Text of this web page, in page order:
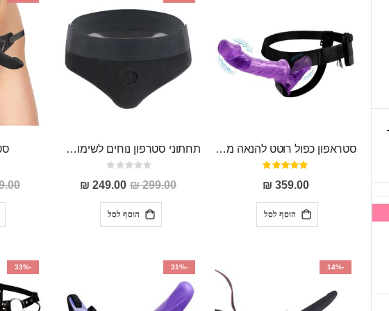
סטראפון כפול רוטט להנאה מרובה Randi
דירוג:
100%
359.00 ₪
הוסף לסל
תחתוני סטרפון נוחים לשימוש BON
Rating:
0%
299.00 ₪
מחיר
מבצע
249.00 ₪
הוסף לסל
₪
-14%
-31%
-33%